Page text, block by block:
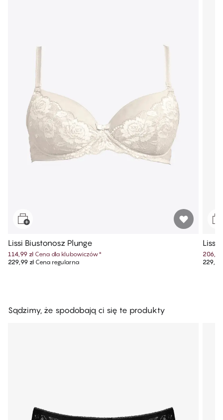
Lissi Biustonosz Plunge
114,99 zł Cena dla klubowiczów*
229,99 złCena regularna
Lissi
206,99
229,99
Sądzimy, że spodobają ci się te produkty